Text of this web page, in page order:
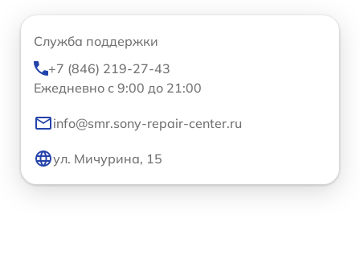
Служба поддержки
+7 (846) 219-27-43
Ежедневно с 9:00 до 21:00
info@smr.sony-repair-center.ru
ул. Мичурина, 15